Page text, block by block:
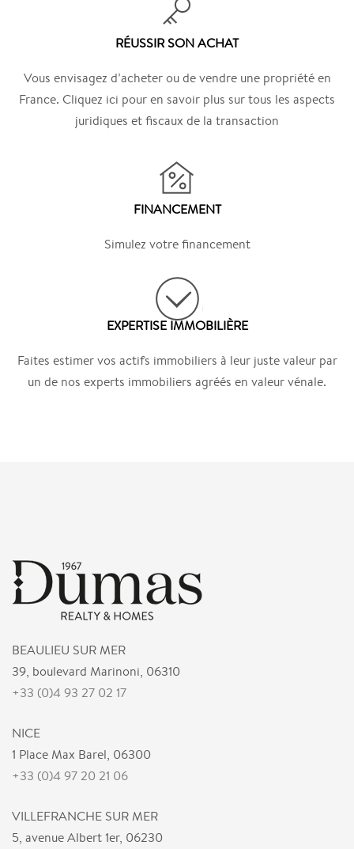
RÉUSSIR SON ACHAT
Vous envisagez d’acheter ou de vendre une propriété en
France. Cliquez ici pour en savoir plus sur tous les aspects
juridiques et fiscaux de la transaction
FINANCEMENT
Simulez votre financement
EXPERTISE IMMOBILIÈRE
Faites estimer vos actifs immobiliers à leur juste valeur par
un de nos experts immobiliers agréés en valeur vénale.
BEAULIEU SUR MER
39, boulevard Marinoni, 06310
+33 (0)4 93 27 02 17
NICE
1 Place Max Barel, 06300
+33 (0)4 97 20 21 06
VILLEFRANCHE SUR MER
5, avenue Albert 1er, 06230